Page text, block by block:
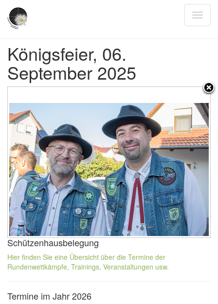
Königsfeier, 06.
September 2025
Schützenhausbelegung
Hier finden Sie eine Übersicht über die Termine der
Rundenwettkämpfe, Trainings, Veranstaltungen usw.
Termine im Jahr 2026